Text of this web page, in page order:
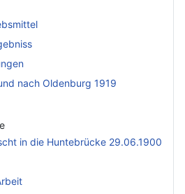
nach Oldenburg 1919
in die Huntebrücke 29.06.1900